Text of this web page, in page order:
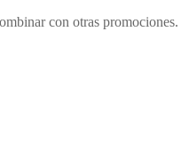
con otras promociones.